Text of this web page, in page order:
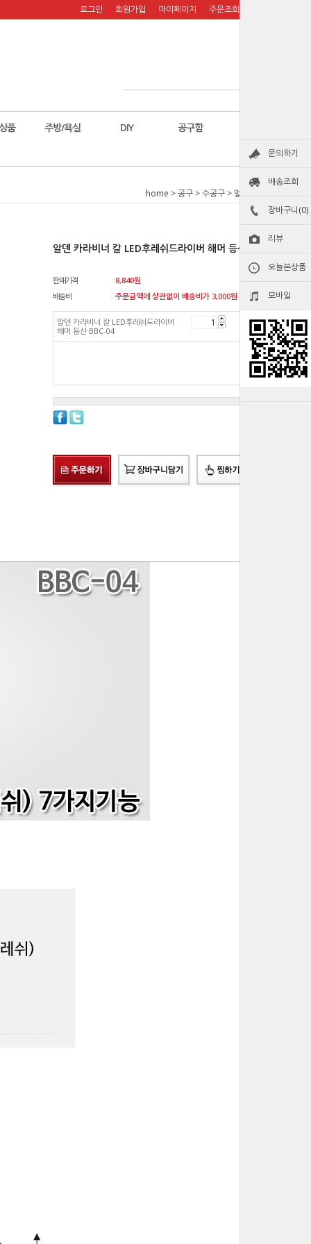
문의하기
배송조회
장바구니(0)
리뷰
오늘본상품
모바일
로그인 회원가입 마이페이지 주문조회
품 주방/욕실 DIY 공구함
home >공구 >수공구 > 멀티툴/핀셋
알덴 카라비너 칼 LED후레쉬드라이버 해머 등산 BBC-04
판매가격 8,840원
배송비
주문금액에 상관없이 배송비가 3,000원 청구됩니다.원
알덴 카라비너 칼 LED후레쉬드라이버
해머 등산 BBC-04
8,840 원
총 상품 금액
8,840원